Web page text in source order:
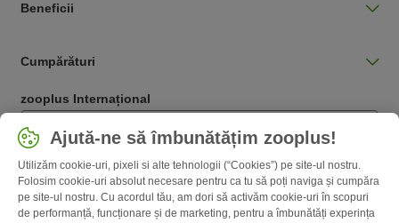
Beneficii
Cumpărături
zooplus Internațional
Română / RO
Follow zooplus
Ajută-ne să îmbunătățim zooplus!
Utilizăm cookie-uri, pixeli si alte tehnologii (“Cookies”) pe site-ul nostru.
Folosim cookie-uri absolut necesare pentru ca tu să poți naviga și cumpăra
pe site-ul nostru. Cu acordul tău, am dori să activăm cookie-uri în scopuri
de performanță, funcționare și de marketing, pentru a îmbunătăți experința